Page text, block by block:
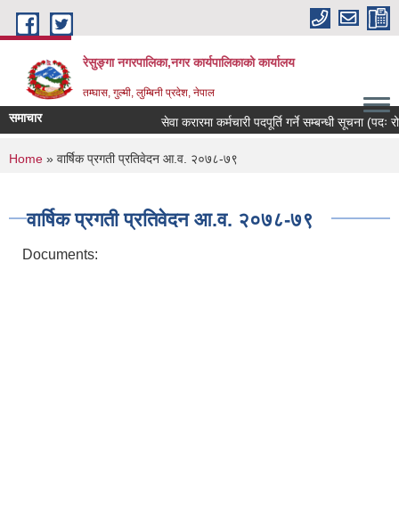
Skip to main content
रेसुङ्गा नगरपालिका,नगर कार्यपालिकाको कार्यालय
तम्घास, गुल्मी, लुम्बिनी प्रदेश, नेपाल
समाचार सेवा करारमा कर्मचारी पदपूर्ति गर्ने सम्बन्धी सूचना (पदः
You are here
Home » वार्षिक प्रगती प्रतिवेदन आ.व. २०७८-७९
वार्षिक प्रगती प्रतिवेदन आ.व. २०७८-७९
Documents: